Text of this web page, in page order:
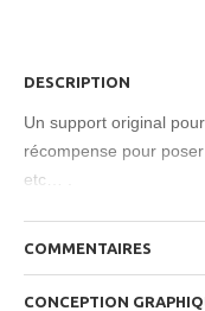
DESCRIPTION
Un support original
récompense pour
etc… .
Le cristal est fourni
COMMENTAIRES
CONCEPTION